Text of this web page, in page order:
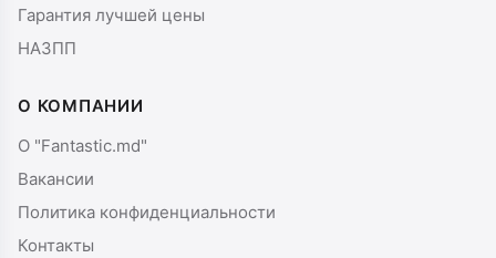
Гарантия лучшей цены
НАЗПП
О КОМПАНИИ
О "Fantastic.md"
Вакансии
Политика конфиденциальности
Контакты